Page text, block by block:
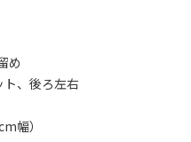
め
、後ろ左右
幅）